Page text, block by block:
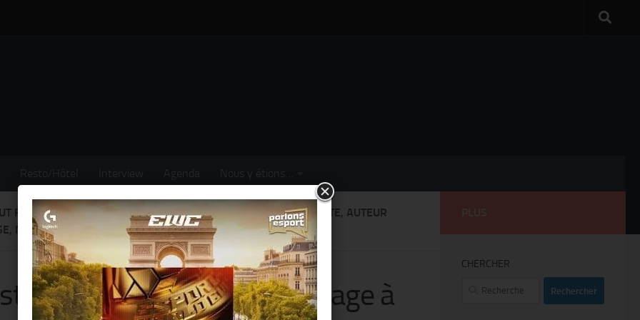
Resto/Hôtel Interview Agenda Nous y étions…
FINLANDAIS REND HOMMAGE À TOVE JANSSON (CARICATURISTE, AUTEUR
MÈRE DES MOOMINS), JUSQU’AU 24 JANVIER
finlandais rend hommage à
CHERCHER
Rechercher :